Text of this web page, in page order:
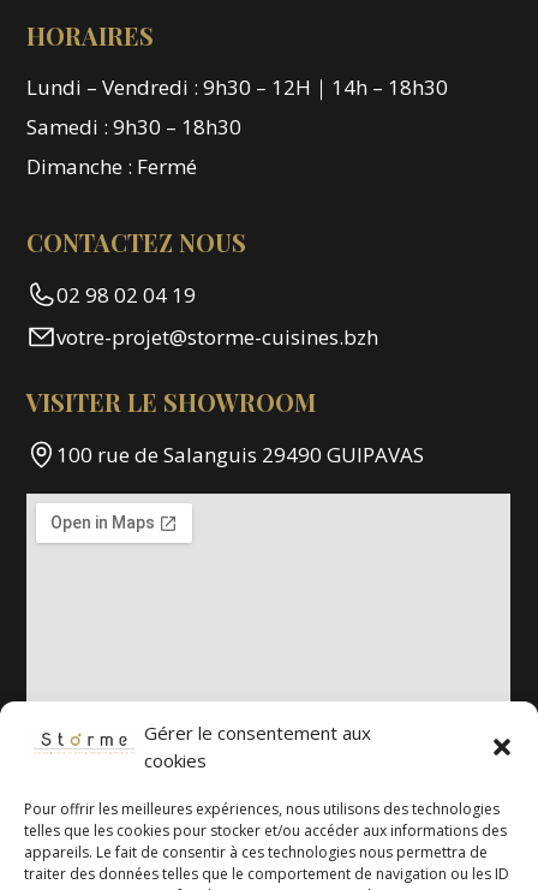
Gérer le consentement aux
cookies
Pour offrir les meilleures expériences, nous utilisons des technologies
telles que les cookies pour stocker et/ou accéder aux informations des
appareils. Le fait de consentir à ces technologies nous permettra de
traiter des données telles que le comportement de navigation ou les ID
HORAIRES
Lundi – Vendredi : 9h30 – 12H｜14h – 18h30
Samedi : 9h30 – 18h30
Dimanche : Fermé
CONTACTEZ NOUS
02 98 02 04 19
votre-projet@storme-cuisines.bzh
VISITER LE SHOWROOM
100 rue de Salanguis 29490 GUIPAVAS